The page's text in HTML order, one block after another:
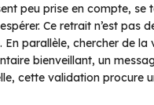
peu prise en compte, se
Ce retrait n’est pas
parallèle, chercher de
bienveillant, un
cette validation procure